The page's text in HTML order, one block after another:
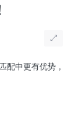
配中更有优势，